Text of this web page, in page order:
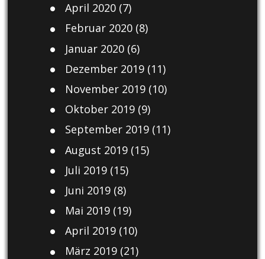
April 2020(7)
Februar 2020(8)
Januar 2020(6)
Dezember 2019(11)
November 2019(10)
Oktober 2019(9)
September 2019(11)
August 2019(15)
Juli 2019(15)
Juni 2019(8)
Mai 2019(19)
April 2019(10)
März 2019(21)